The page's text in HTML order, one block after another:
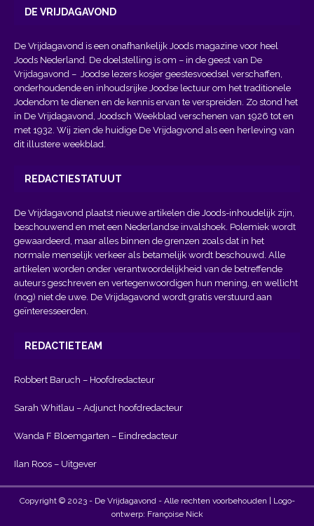
DE VRIJDAGAVOND
De Vrijdagavond is een onafhankelijk Joods magazine voor heel
Joods Nederland. De doelstelling is om – in de geest van De
Vrijdagavond – Joodse lezers kosjer geestesvoedsel verschaffen,
onderhoudende en inhoudsrijke Joodse lectuur om het traditionele
Jodendom te dienen en de kennis ervan te verspreiden. Zo stond het
in De Vrijdagavond, Joodsch Weekblad verschenen van 1926 tot en
met 1932. Wij zien de huidige De Vrijdagvond als een herleving van
dit illustere weekblad.
REDACTIESTATUUT
De Vrijdagavond plaatst nieuwe artikelen die Joods-inhoudelijk zijn,
beschouwend en met een Nederlandse invalshoek. Polemiek wordt
gewaardeerd, maar alles binnen de grenzen zoals dat in het
normale menselijk verkeer als betamelijk wordt beschouwd. Alle
artikelen worden onder verantwoordelijkheid van de betreffende
auteurs geschreven en vertegenwoordigen hun mening, en wellicht
(nog) niet de uwe. De Vrijdagavond wordt gratis verstuurd aan
geïnteresseerden.
REDACTIETEAM
Robbert Baruch – Hoofdredacteur
Sarah Whitlau – Adjunct hoofdredacteur
Wanda F Bloemgarten – Eindredacteur
Ilan Roos – Uitgever
Copyright © 2023 - De Vrijdagavond - Alle rechten voorbehouden | Logo-
ontwerp: Françoise Nick